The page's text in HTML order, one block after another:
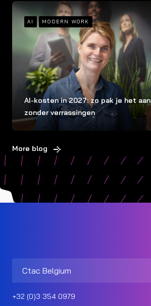
AI MODERN WORK
AI-kosten in 2027: zo pak je het aan
zonder verrassingen
More blog
Ctac Belgium
+32 (0)3 354 0979